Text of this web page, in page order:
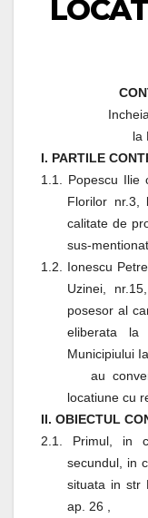
la
I. PARTILE
1.1. Popescu Ilie
Florilor
calitate de
sus-
1.2. Ionescu
Uzinei, nr.15,
posesor al
eliberata
Municipiului
au
locatiune cu
II. OBIECTUL
2.1. Primul, in
secundul, in
situata in str
ap. 26 ,